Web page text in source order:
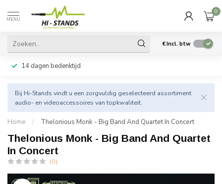
MENU
0
€Incl. btw
14 dagen bedenktijd
Bij Hi-Stands vindt u een zorgvuldig geselecteerd assortiment
audio- en videoaccessoires van topkwaliteit.
Home / Thelonious Monk - Big Band And Quartet In Concert
Thelonious Monk - Big Band And Quartet
In Concert
(0)